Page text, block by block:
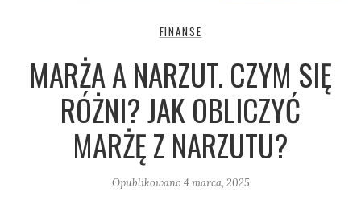
FINANSE
MARŻA A NARZUT. CZYM SIĘ
RÓŻNI? JAK OBLICZYĆ
MARŻĘ Z NARZUTU?
Opublikowano 4 marca, 2025